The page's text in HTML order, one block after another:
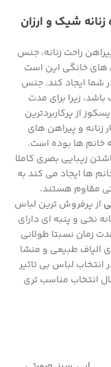
راحت زنانه، جنس
های خانگی این است
شما ایجاد کند. جنس
زیرا برای مدت
از پرکاربردترین
زنانه و پیراهن های
خانم ها بوده است.
زیبایی بصری کاملا
ها ایجاد می کند به
مقاوم هستند.
از پرفروش ترین لباس
نخی و پنبه ای دارای
زمان نسبتا طولانی
الیاف طبیعی و منشا
لباس بی تاثیر
انتخاب مناسب تری